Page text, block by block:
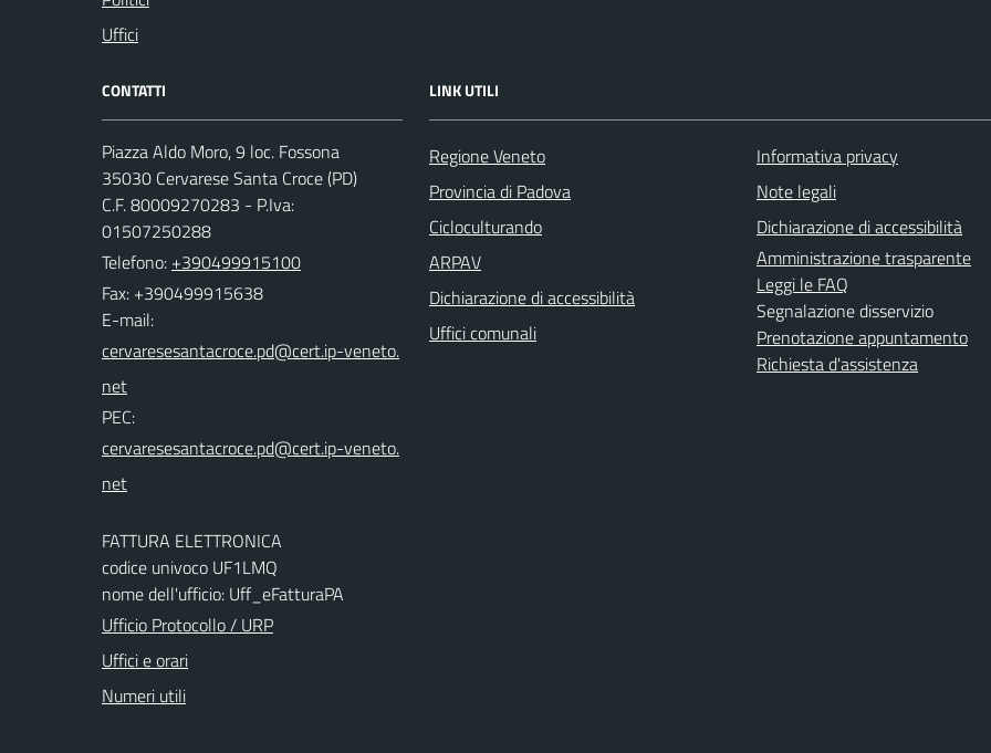
Uffici
CONTATTI
Piazza Aldo Moro, 9 loc. Fossona
35030 Cervarese Santa Croce (PD)
C.F. 80009270283 - P.Iva:
01507250288
Telefono: +390499915100
Fax: +390499915638
E-mail:
PEC:
FATTURA ELETTRONICA
codice univoco UF1LMQ
nome dell'ufficio: Uff_eFatturaPA
Ufficio Protocollo / URP
Uffici e orari
Numeri utili
LINK UTILI
Regione Veneto
Provincia di Padova
Cicloculturando
ARPAV
Dichiarazione di accessibilità
Uffici comunali
Informativa privacy
Note legali
Dichiarazione di accessibilità
Amministrazione trasparente
Leggi le FAQ
Segnalazione disservizio
Prenotazione appuntamento
Richiesta d'assistenza